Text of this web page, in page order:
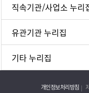
직속기관/사업소 누리
유관기관 누리집
기타 누리집
개인정보처리방침